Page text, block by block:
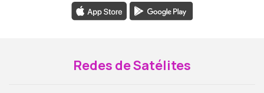
Redes de Satélites